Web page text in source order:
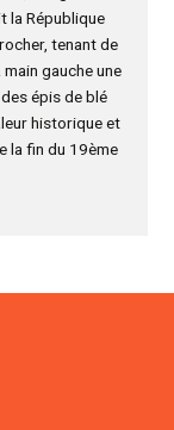
la République
tenant de
gauche une
épis de blé
historique et
la fin du 19ème